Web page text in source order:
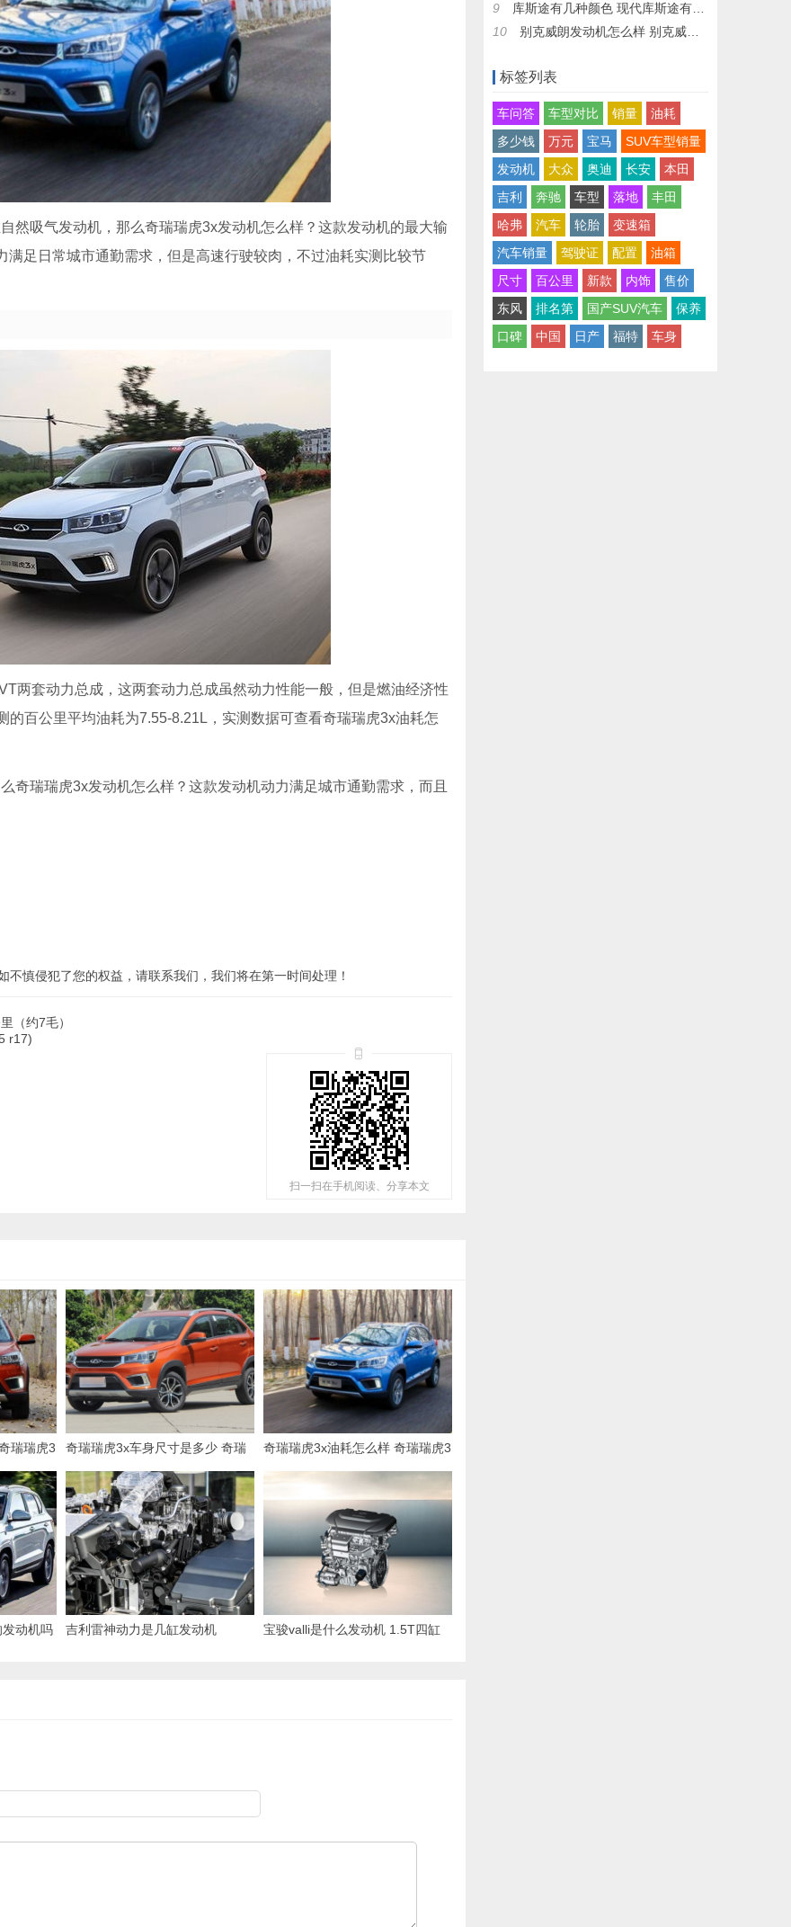
然吸气发动机，那么奇瑞瑞虎3x发动机怎么样？这款发动机的最大输
满足日常城市通勤需求，但是高速行驶较肉，不过油耗实测比较节
两套动力总成，这两套动力总成虽然动力性能一般，但是燃油经济性
百公里平均油耗为7.55-8.21L，实测数据可查看奇瑞瑞虎3x油耗怎
奇瑞瑞虎3x发动机怎么样？这款发动机动力满足城市通勤需求，而且
不慎侵犯了您的权益，请联系我们，我们将在第一时间处理！
（约7毛）
r17)
扫一扫在手机阅读、分享本文
瑞瑞虎3
用/油耗
奇瑞瑞虎3x车身尺寸是多少 奇瑞
瑞虎3x后备箱是多少（常规容积4
20L）
奇瑞瑞虎3x油耗怎么样 奇瑞瑞虎3
x油耗多少钱一公里（约7毛）
动机吗 吉利雷神动力是几缸发动机
宝骏valli是什么发动机 1.5T四缸
9
库斯途有几种颜色 现代库斯途有几种颜色(五大外观配色)
10
别克威朗发动机怎么样 别克威朗发动机型号（LJV）
标签列表
车问答 车型对比 销量
油耗
多少钱
万元 宝马
SUV车型销量
发动机
大众 奥迪 长安
本田
吉利
奔驰 车型 落地
丰田
哈弗
汽车 轮胎
变速箱
汽车销量
驾驶证 配置
油箱
尺寸
百公里 新款 内饰
售价
东风
排名第 国产SUV汽车
保养
口碑
中国 日产 福特 车身